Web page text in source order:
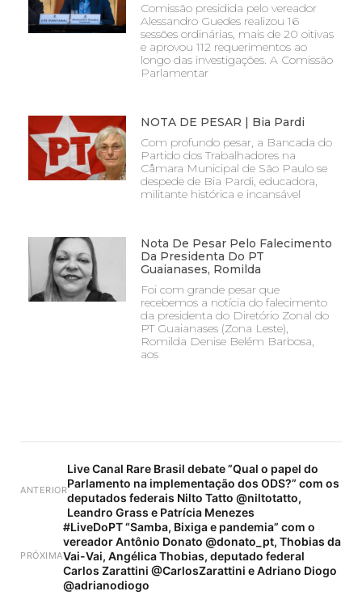
Comissão presidida pelo vereador
Alessandro Guedes realizou 16
sessões ordinárias, mais de 20 oitivas
e aprovou 112 requerimentos ao
longo das investigações. A Comissão
Parlamentar
NOTA DE PESAR | Bia Pardi
Com profundo pesar, a Bancada do
Partido dos Trabalhadores na
Câmara Municipal de São Paulo se
despede de Bia Pardi, educadora,
militante histórica e incansável
Nota De Pesar Pelo Falecimento
Da Presidenta Do PT
Guaianases, Romilda
Foi com grande pesar que
recebemos a notícia do falecimento
da presidenta do Diretório Zonal do
PT Guaianases (Zona Leste),
Romilda Denise Belém Barbosa,
aos
ANTERIOR
Live Canal Rare Brasil debate ”Qual o papel do
Parlamento na implementação dos ODS?” com os
deputados federais Nilto Tatto @niltotatto,
Leandro Grass e Patrícia Menezes
PRÓXIMA
#LiveDoPT “Samba, Bixiga e pandemia” com o
vereador Antônio Donato @donato_pt, Thobias da
Vai-Vai, Angélica Thobias, deputado federal
Carlos Zarattini @CarlosZarattini e Adriano Diogo
@adrianodiogo